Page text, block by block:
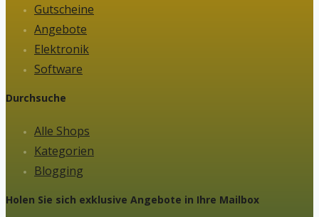
Gutscheine
Angebote
Elektronik
Software
Durchsuche
Alle Shops
Kategorien
Blogging
Holen Sie sich exklusive Angebote in Ihre Mailbox